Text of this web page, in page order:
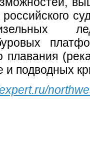
плавания
и подводных